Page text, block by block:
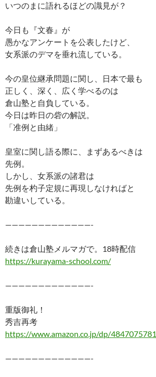
いつのまに語れるほどの識見が？
今日も『文春』が
愚かなアンケートを公表したけど、
女系派のデマを垂れ流している。
今の皇位継承問題に関し、日本で最も
正しく、深く、広く学べるのは
倉山塾と自負している。
今日は昨日の砦の解説。
「准例と由緒」
皇室に関し語る際に、まずあるべきは
先例。
しかし、女系派の諸君は
先例を杓子定規に再現しなければと
勘違いしている。
—————————————-
続きは倉山塾メルマガで。18時配信
https://kurayama-school.com/
—————————————-
重版御礼！
秀吉再考
https://www.amazon.co.jp/dp/4847075781
—————————————-